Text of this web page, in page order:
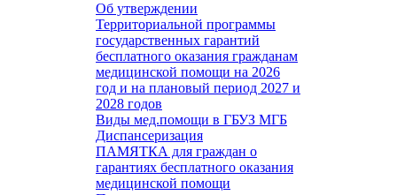
Об утверждении
Территориальной программы
государственных гарантий
бесплатного оказания гражданам
медицинской помощи на 2026
год и на плановый период 2027 и
2028 годов
Виды мед.помощи в ГБУЗ МГБ
Диспансеризация
ПАМЯТКА для граждан о
гарантиях бесплатного оказания
медицинской помощи